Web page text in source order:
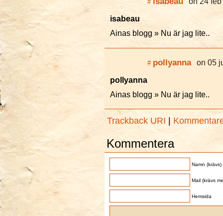
#
isabeau
Ainas blogg » Nu är jag lite..
# pollyanna on 05
pollyanna
Ainas blogg » Nu är jag lite..
Trackback URI
Kommentera
Namn (krävs)
Mail (krävs
Hemsida